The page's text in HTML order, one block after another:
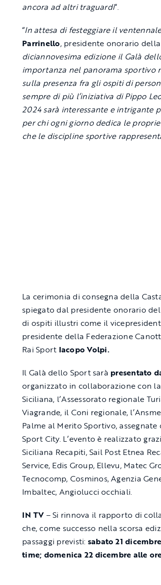
ancora ad altri traguardi“.
“In attesa di festeggiare il
Parrinello, presidente onorario
diciannovesima edizione il Galà
importanza nel panorama sportivo
sulla presenza fra gli ospiti di
sempre di più l’iniziativa di Pippo
2024 sarà interessante e intrigante
per chi ogni giorno dedica le
che le discipline sportive
La cerimonia di consegna della
spiegato dal presidente onorario
di ospiti illustri come il
presidente della Federazione
Rai Sport Iacopo Volpi.
Il Galà dello Sport sarà presentato
organizzato in collaborazione con
Siciliana, l’Assessorato regionale
Viagrande, il Coni regionale,
Palme al Merito Sportivo,
Sport City. L’evento è realizzato
Siciliana Recapiti, Sail Post Etnea
Service, Edis Group, Ellevu, Matec
Tecnocomp, Cosminos, Agenzia
Imbaltec, Angiolucci occhiali.
IN TV – Si rinnova il rapporto di
che, come successo nella scorsa
passaggi previsti: sabato 21
time; domenica 22 dicembre alle